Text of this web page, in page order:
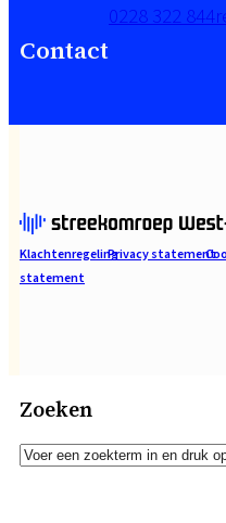
Contact
0228 322 844
KlachtenregelingPrivacy statement
statement
Zoeken
Zoeken